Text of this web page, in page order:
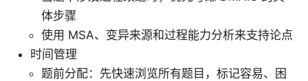
体步骤
使用 MSA、变异来源和过程能力分析来支持论点
时间管理
题前分配：先快速浏览所有题目，标记容易、困